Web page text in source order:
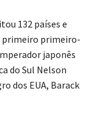
132 países e
primeiro primeiro-
japonês
do Sul Nelson
dos EUA, Barack